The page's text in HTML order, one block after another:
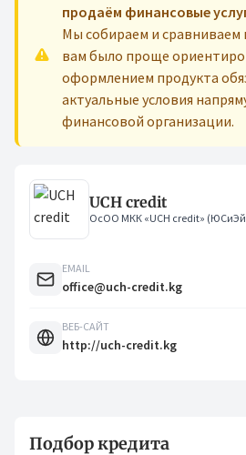
продаём финансовые
Мы собираем и
вам было проще
оформлением продукта
актуальные условия
финансовой организации.
UCH credit
ОсОО МКК «UCH credit»
EMAIL
office@uch-credit.kg
ВЕБ-САЙТ
http://uch-credit.kg
Подбор кредита